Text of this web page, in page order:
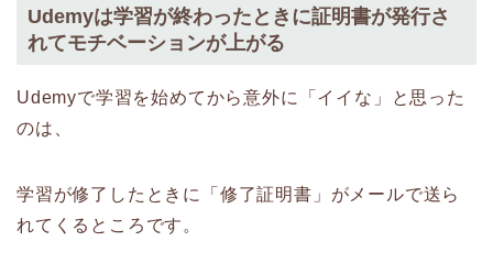
Udemyは学習が終わったときに証明書が発行さ
れてモチベーションが上がる
Udemyで学習を始めてから意外に「イイな」と思った
のは、
学習が修了したときに「修了証明書」がメールで送ら
れてくるところです。